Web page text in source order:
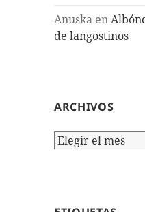
Anuska en
de langostinos
ARCHIVOS
Archivos